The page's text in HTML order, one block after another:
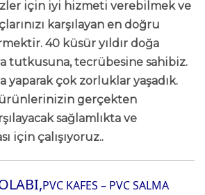
için iyi hizmeti verebilmek ve
karşılayan en doğru
40 küsür yıldır doğa
tutkusuna, tecrübesine sahibiz.
yaparak çok zorluklar yaşadık.
gerçekten
sağlamlıkta ve
için çalışıyoruz..
PVC KAFES – PVC SALMA